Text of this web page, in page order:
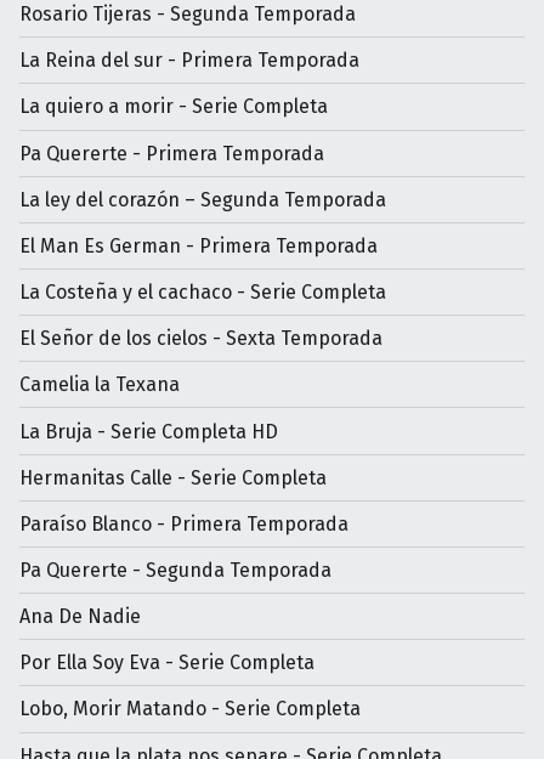
Rosario Tijeras - Segunda Temporada
La Reina del sur - Primera Temporada
La quiero a morir - Serie Completa
Pa Quererte - Primera Temporada
La ley del corazón – Segunda Temporada
El Man Es German - Primera Temporada
La Costeña y el cachaco - Serie Completa
El Señor de los cielos - Sexta Temporada
Camelia la Texana
La Bruja - Serie Completa HD
Hermanitas Calle - Serie Completa
Paraíso Blanco - Primera Temporada
Pa Quererte - Segunda Temporada
Ana De Nadie
Por Ella Soy Eva - Serie Completa
Lobo, Morir Matando - Serie Completa